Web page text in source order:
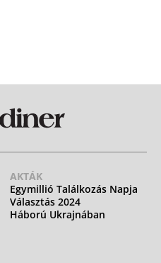
AKTÁK
Egymillió Találkozás Napja
Választás 2024
Háború Ukrajnában